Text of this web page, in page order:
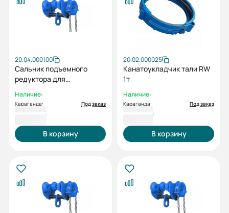
20.04.000100
Сальник подъемного
редуктора для
Наличие:
Караганда: Под заказ
В корзину
20.02.000025
Канатоукладчик тали RW
1т
Наличие:
Караганда: Под заказ
В корзину